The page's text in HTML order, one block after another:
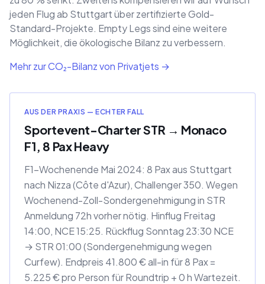
jeden Flug ab Stuttgart über zertifizierte Gold-
Standard-Projekte. Empty Legs sind eine weitere
Möglichkeit, die ökologische Bilanz zu verbessern.
Mehr zur CO₂-Bilanz von Privatjets →
AUS DER PRAXIS — ECHTER FALL
Sportevent-Charter STR → Monaco
F1, 8 Pax Heavy
F1-Wochenende Mai 2024: 8 Pax aus Stuttgart
nach Nizza (Côte d'Azur), Challenger 350. Wegen
Wochenend-Zoll-Sondergenehmigung in STR
Anmeldung 72h vorher nötig. Hinflug Freitag
14:00, NCE 15:25. Rückflug Sonntag 23:30 NCE
→ STR 01:00 (Sondergenehmigung wegen
Curfew). Endpreis 41.800 € all-in für 8 Pax =
5.225 € pro Person für Roundtrip + 0 h Wartezeit.